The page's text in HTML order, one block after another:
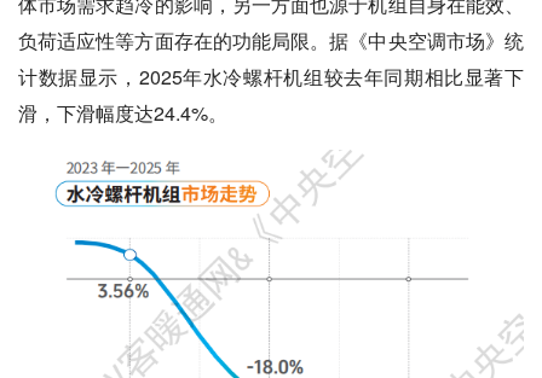
负荷适应性等方面存在的功能局限。据《中央空调市场》统
计数据显示，2025年水冷螺杆机组较去年同期相比显著下
滑，下滑幅度达24.4%。